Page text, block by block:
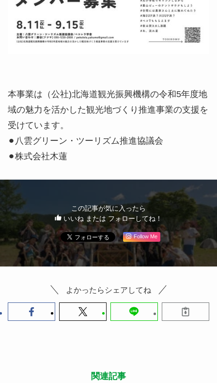
本事業は（公社)北海道観光振興機構の令和5年度地
域の魅力を活かした観光地づくり推進事業の支援を
受けています。
⚫︎八雲グリーン・ツーリズム推進協議会
⚫︎株式会社木蓮
この記事が気に入ったら
いいね または フォローしてね！
Follow Me
よかったらシェアしてね
関連記事